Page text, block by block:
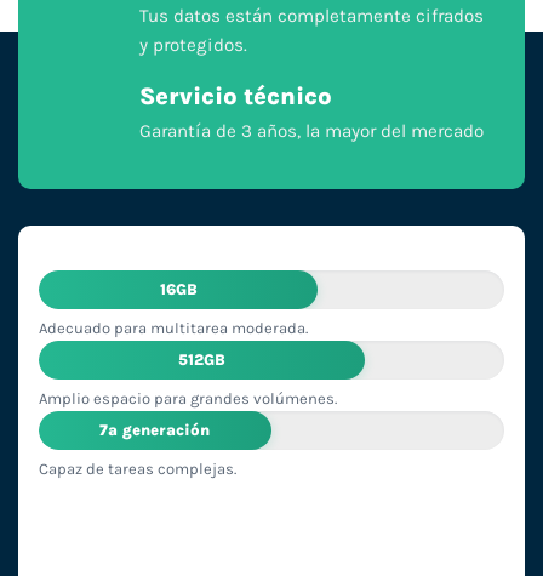
Tus datos están completamente cifrados
y protegidos.
Servicio técnico
Garantía de 3 años, la mayor del mercado
16GB
Adecuado para multitarea moderada.
512GB
Amplio espacio para grandes volúmenes.
7ª generación
Capaz de tareas complejas.